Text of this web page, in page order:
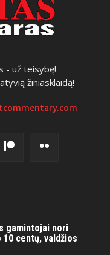
- už teisybę!
žiniasklaidą!
gamintojai nori
centų, valdžios